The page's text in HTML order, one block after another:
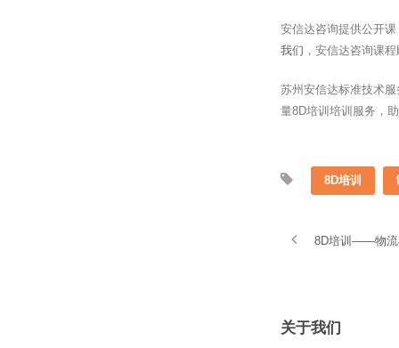
安信达咨询提供公开
我们 ，安信达咨询课
苏州安信达标准技术
量8D培训培训服务，
8D培训
8D培训——物流
关于我们